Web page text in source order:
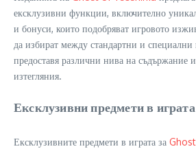
ексклузивни функции, включително
и бонуси, които подобряват игровото
да избират между стандартни и специални
предоставя различни нива на съдържание
изтегляния.
Ексклузивни предмети в
Ексклузивните предмети в играта за